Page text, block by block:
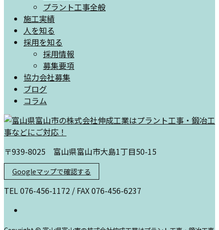
プラント工事全般
施工実績
人を知る
採用を知る
採用情報
募集要項
協力会社募集
ブログ
コラム
〒939-8025 富山県富山市大島1丁目50-15
Googleマップで確認する
TEL 076-456-1172 / FAX 076-456-6237